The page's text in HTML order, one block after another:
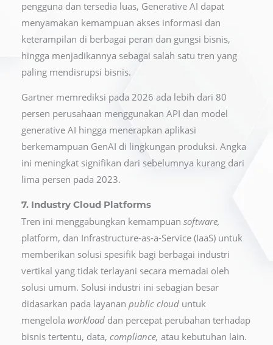
pengguna dan tersedia luas, Generative AI dapat
menyamakan kemampuan akses informasi dan
keterampilan di berbagai peran dan gungsi bisnis,
hingga menjadikannya sebagai salah satu tren yang
paling mendisrupsi bisnis.
Gartner memrediksi pada 2026 ada lebih dari 80
persen perusahaan menggunakan API dan model
generative AI hingga menerapkan aplikasi
berkemampuan GenAI di lingkungan produksi. Angka
ini meningkat signifikan dari sebelumnya kurang dari
lima persen pada 2023.
7. Industry Cloud Platforms
Tren ini menggabungkan kemampuan software,
platform, dan Infrastructure-as-a-Service (IaaS) untuk
memberikan solusi spesifik bagi berbagai industri
vertikal yang tidak terlayani secara memadai oleh
solusi umum. Solusi industri ini sebagian besar
didasarkan pada layanan public cloud untuk
mengelola workload dan percepat perubahan terhadap
bisnis tertentu, data, compliance, atau kebutuhan lain.